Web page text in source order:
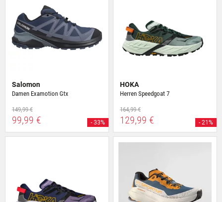
Salomon
Damen Examotion Gtx
149,99 €
99,99 € - 33%
HOKA
Herren Speedgoat 7
164,99 €
129,99 € - 21%